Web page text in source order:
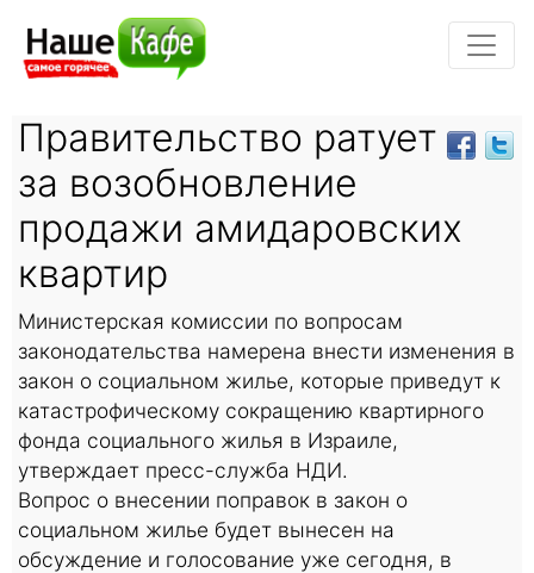
Правительство ратует
за возобновление
продажи амидаровских
квартир
Министерская комиссии по вопросам
законодательства намерена внести изменения в
закон о социальном жилье, которые приведут к
катастрофическому сокращению квартирного
фонда социального жилья в Израиле,
утверждает пресс-служба НДИ.
Вопрос о внесении поправок в закон о
социальном жилье будет вынесен на
обсуждение и голосование уже сегодня, в